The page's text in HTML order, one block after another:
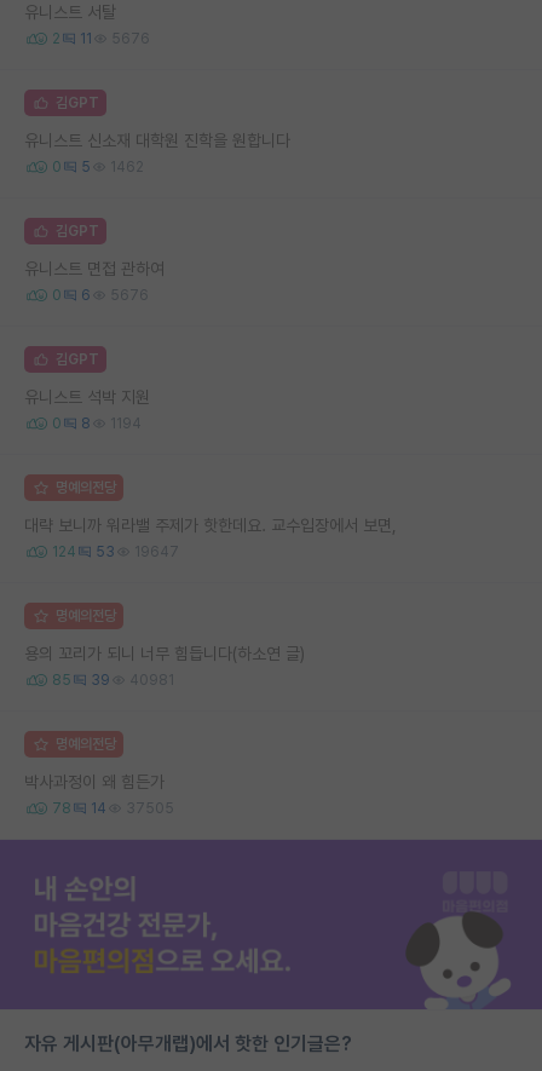
유니스트 서탈
2 11 5676
김GPT
유니스트 신소재 대학원 진학을 원합니다
0 5 1462
김GPT
유니스트 면접 관하여
0 6 5676
김GPT
유니스트 석박 지원
0 8 1194
명예의전당
대략 보니까 워라밸 주제가 핫한데요. 교수입장에서 보면,
124 53 19647
명예의전당
용의 꼬리가 되니 너무 힘듭니다(하소연 글)
85 39 40981
명예의전당
박사과정이 왜 힘든가
78 14 37505
자유 게시판(아무개랩)에서 핫한 인기글은?